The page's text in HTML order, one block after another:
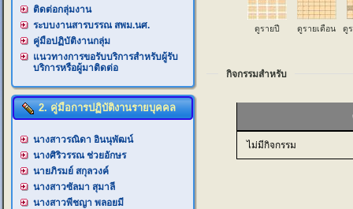
ติดต่อกลุ่มงาน
ระบบงานสารบรรณ สพม.นศ.
คู่มือปฏิบัติงานกลุ่ม
แนวทางการขอรับบริการสำหรับผู้รับ
บริการหรือผู้มาติดต่อ
2. คู่มือการปฏิบัติงานรายบุคคล
นางสาวรณิดา อินนุพัฒน์
นางศิริวรรณ ช่วยอักษร
นายภิรมย์ สกุลวงค์
นางสาวซัลมา สุมาลี
นางสาวพีชญา พลอยมี
ดูรายปี ดูรายเดือน ดู
กิจกรรมสำหรับ
ไม่มีกิจกรรม